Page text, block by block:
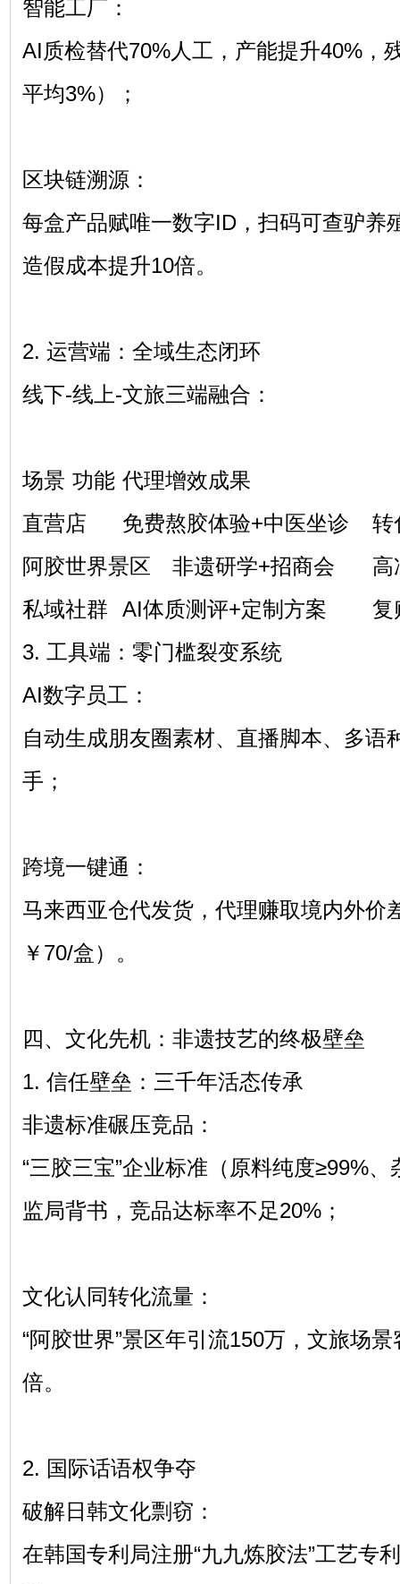
智能工厂：
AI质检替代70%人工，产能提升40%，
平均3%）；
区块链溯源：
每盒产品赋唯一数字ID，扫码可查驴养
造假成本提升10倍。
2. 运营端：全域生态闭环
线下-线上-文旅三端融合：
场景 功能 代理增效成果
直营店
免费熬胶体验+中医坐诊
转
阿胶世界景区
非遗研学+招商会
高
私域社群
AI体质测评+定制方案
复
3. 工具端：零门槛裂变系统
AI数字员工：
自动生成朋友圈素材、直播脚本、多语
手；
跨境一键通：
马来西亚仓代发货，代理赚取境内外价
￥70/盒）。
四、文化先机：非遗技艺的终极壁垒
1. 信任壁垒：三千年活态传承
非遗标准碾压竞品：
“三胶三宝”企业标准（原料纯度≥99%
监局背书，竞品达标率不足20%；
文化认同转化流量：
“阿胶世界”景区年引流150万，文旅场
倍。
2. 国际话语权争夺
破解日韩文化剽窃：
在韩国专利局注册“九九炼胶法”工艺专